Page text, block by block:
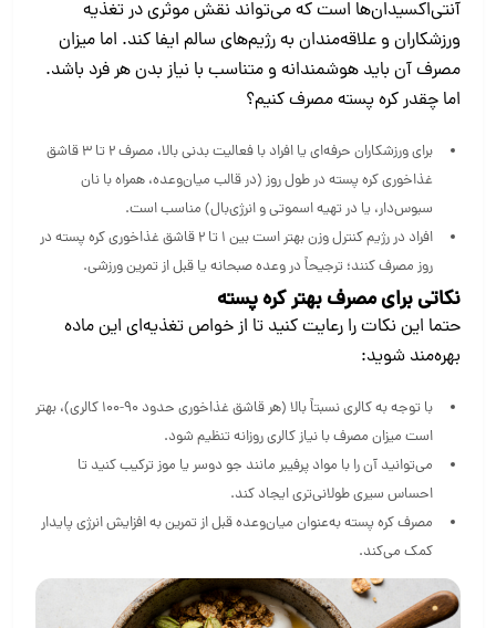
آنتی‌اکسیدان‌ها است که می‌تواند نقش موثری در تغذیه
ورزشکاران و علاقه‌مندان به رژیم‌های سالم ایفا کند. اما میزان
مصرف آن باید هوشمندانه و متناسب با نیاز بدن هر فرد باشد.
اما چقدر کره پسته مصرف کنیم؟
برای ورزشکاران حرفه‌ای یا افراد با فعالیت بدنی بالا، مصرف ۲ تا ۳ قاشق
غذاخوری کره پسته در طول روز (در قالب میان‌وعده، همراه با نان
سبوس‌دار، یا در تهیه اسموتی و انرژی‌بال) مناسب است.
افراد در رژیم کنترل وزن بهتر است بین ۱ تا ۲ قاشق غذاخوری کره پسته در
روز مصرف کنند؛ ترجیحاً در وعده صبحانه یا قبل از تمرین ورزشی.
نکاتی برای مصرف بهتر کره پسته
حتما این نکات را رعایت کنید تا از خواص تغذیه‌ای این ماده
بهره‌مند شوید:
با توجه به کالری نسبتاً بالا (هر قاشق غذاخوری حدود ۹۰-۱۰۰ کالری)، بهتر
است میزان مصرف با نیاز کالری روزانه تنظیم شود.
می‌توانید آن را با مواد پرفیبر مانند جو دوسر یا موز ترکیب کنید تا
احساس سیری طولانی‌تری ایجاد کند.
مصرف کره پسته به‌عنوان میان‌وعده قبل از تمرین به افزایش انرژی پایدار
کمک می‌کند.